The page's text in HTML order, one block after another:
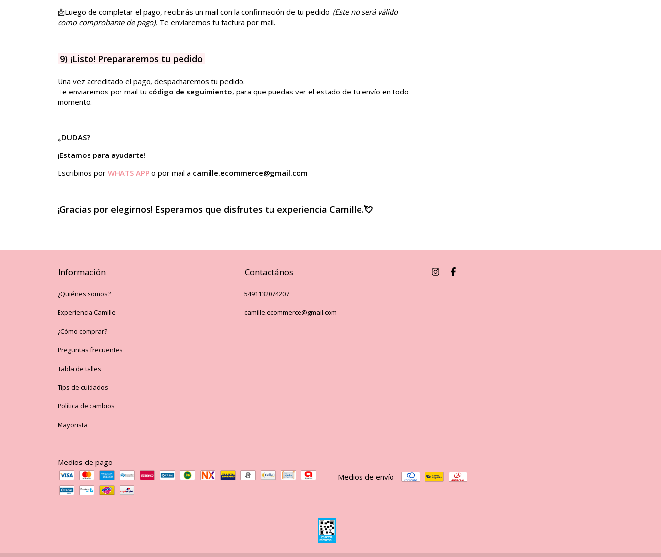
📩Luego de completar el pago, recibirás un mail con la confirmación de tu pedido. (Este no será válido
como comprobante de pago). Te enviaremos tu factura por mail.
9) ¡Listo! Prepararemos tu pedido
Una vez acreditado el pago, despacharemos tu pedido.
Te enviaremos por mail tu código de seguimiento, para que puedas ver el estado de tu envío en todo
momento.
¿DUDAS?
¡Estamos para ayudarte!
Escribinos por WHATS APP o por mail a camille.ecommerce@gmail.com
¡Gracias por elegirnos! Esperamos que disfrutes tu experiencia Camille.💘
Información
¿Quiénes somos?
Experiencia Camille
¿Cómo comprar?
Preguntas frecuentes
Tabla de talles
Tips de cuidados
Política de cambios
Mayorista
Contactános
5491132074207
camille.ecommerce@gmail.com
Medios de pago
Medios de envío